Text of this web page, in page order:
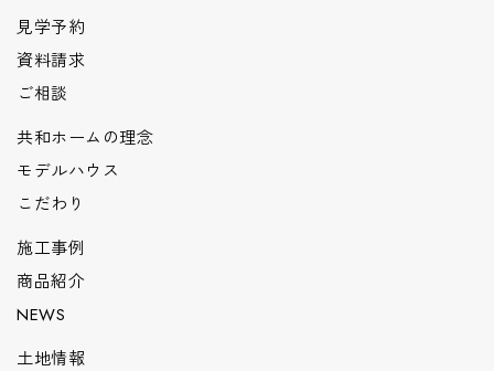
見学予約
資料請求
ご相談
共和ホームの理念
モデルハウス
こだわり
施工事例
商品紹介
NEWS
土地情報